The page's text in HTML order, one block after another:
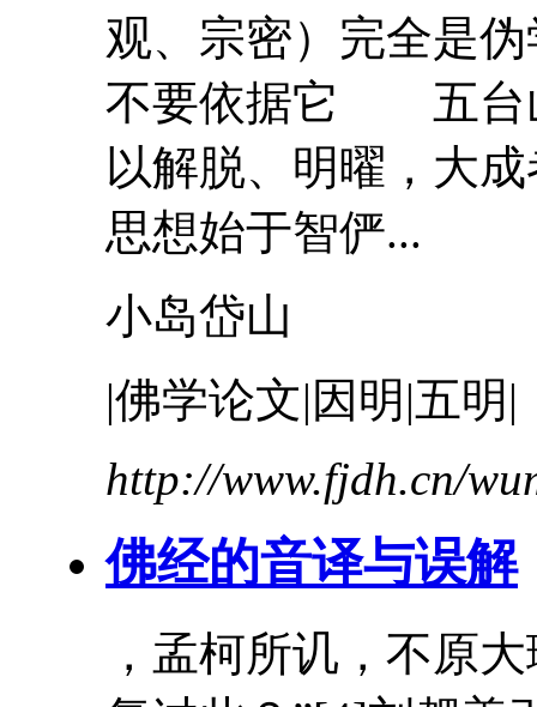
观、宗密）完全是
不要依据它 五台
以解脱、明曜，大
思想始于智俨...
小岛岱山
|佛学论文|因明|五明|
http://www.fjdh.cn/
佛经的音译与误解
，孟柯所讥，不原